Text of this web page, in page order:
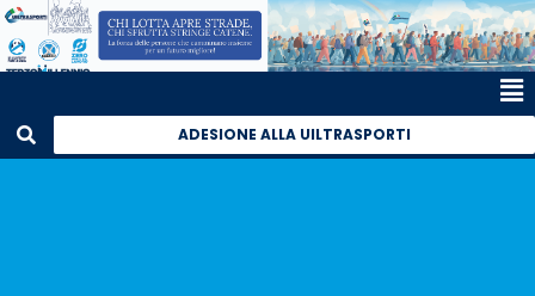
ADESIONE ALLA UILTRASPORTI